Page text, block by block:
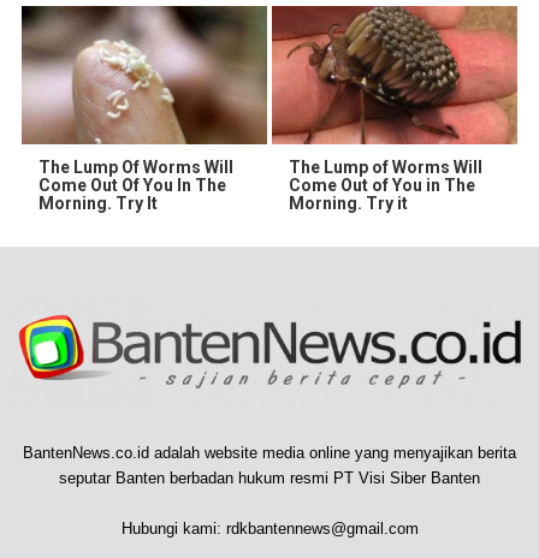
The Lump Of Worms Will
Come Out Of You In The
Morning. Try It
The Lump of Worms Will
Come Out of You in The
Morning. Try it
BantenNews.co.id adalah website media online yang menyajikan berita
seputar Banten berbadan hukum resmi PT Visi Siber Banten
Hubungi kami: rdkbantennews@gmail.com